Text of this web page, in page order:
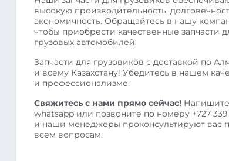
высокую производительность,
экономичность. Обращайтесь в нашу
чтобы приобрести качественные запчасти
грузовых автомобилей.
Запчасти для грузовиков с доставкой по
и всему Казахстану! Убедитесь в нашем
и профессионализме.
Свяжитесь с нами прямо сейчас!
whatsapp или позвоните по номеру +727
и наши менеджеры проконсультируют вас
всем вопросам.